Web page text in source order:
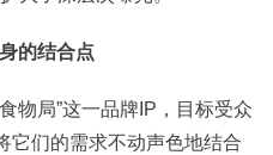
的结合点
物局”这一品牌IP，目标受众
它们的需求不动声色地结合